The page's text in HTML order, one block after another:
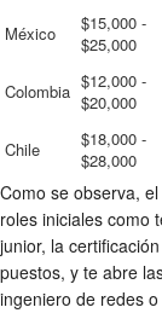
México
$15,000 -
$25,000
Colombia $12,000 -
$20,000
Chile
$18,000 -
$28,000
Como se observa,
roles iniciales como
junior, la
puestos, y te abre
ingeniero de redes